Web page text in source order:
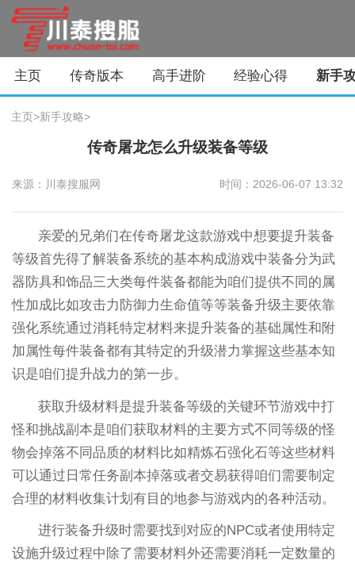
主页 传奇版本 高手进阶 经验心得 新手
主页>新手攻略>
传奇屠龙怎么升级装备等级
来源：川泰搜服网 时间：2026-06-07 13:32
亲爱的兄弟们在传奇屠龙这款游戏中想要提升装备
等级首先得了解装备系统的基本构成游戏中装备分为武
器防具和饰品三大类每件装备都能为咱们提供不同的属
性加成比如攻击力防御力生命值等等装备升级主要依靠
强化系统通过消耗特定材料来提升装备的基础属性和附
加属性每件装备都有其特定的升级潜力掌握这些基本知
识是咱们提升战力的第一步。
获取升级材料是提升装备等级的关键环节游戏中打
怪和挑战副本是咱们获取材料的主要方式不同等级的怪
物会掉落不同品质的材料比如精炼石强化石等这些材料
可以通过日常任务副本掉落或者交易获得咱们需要制定
合理的材料收集计划有目的地参与游戏内的各种活动。
进行装备升级时需要找到对应的NPC或者使用特定
设施升级过程中除了需要材料外还需要消耗一定数量的